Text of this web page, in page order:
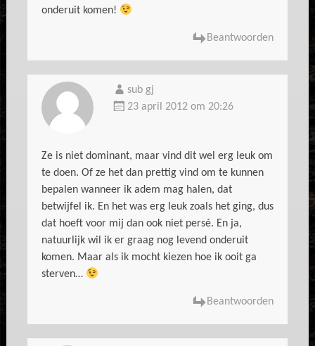
onderuit komen!
Beantwoorden
sub gj
23 april 2012 om 20:26
Ze is niet dominant, maar vind dit wel erg leuk om
te doen. Of ze het dan prettig vind om te kunnen
bepalen wanneer ik adem mag halen, dat
betwijfel ik. En het was erg leuk zoals het ging, dus
dat hoeft voor mij dan ook niet persé. En ja,
natuurlijk wil ik er graag nog levend onderuit
komen. Maar als ik mocht kiezen hoe ik ooit ga
sterven…
Beantwoorden